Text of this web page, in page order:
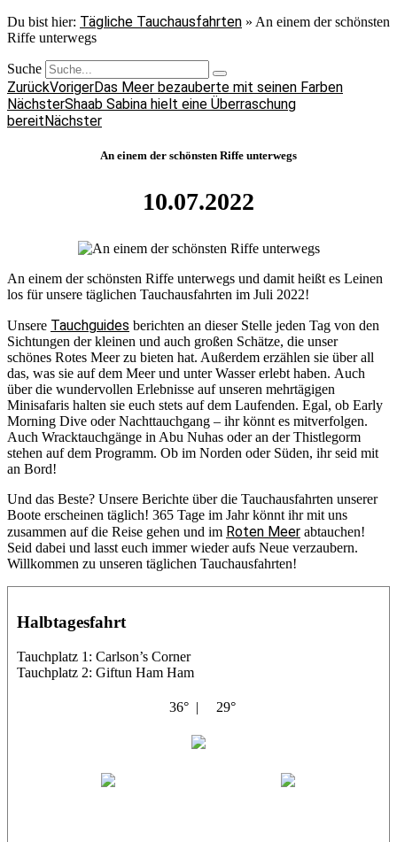
Du bist hier: Tägliche Tauchausfahrten » An einem der schönsten
Riffe unterwegs
Suche
ZurückVorigerDas Meer bezauberte mit seinen Farben
NächsterShaab Sabina hielt eine Überraschung
bereitNächster
An einem der schönsten Riffe unterwegs
10.07.2022
An einem der schönsten Riffe unterwegs und damit heißt es Leinen
los für unsere täglichen Tauchausfahrten im Juli 2022!
Unsere Tauchguides berichten an dieser Stelle jeden Tag von den
Sichtungen der kleinen und auch großen Schätze, die unser
schönes Rotes Meer zu bieten hat. Außerdem erzählen sie über all
das, was sie auf dem Meer und unter Wasser erlebt haben. Auch
über die wundervollen Erlebnisse auf unseren mehrtägigen
Minisafaris halten sie euch stets auf dem Laufenden. Egal, ob Early
Morning Dive oder Nachttauchgang – ihr könnt es mitverfolgen.
Auch Wracktauchgänge in Abu Nuhas oder an der Thistlegorm
stehen auf dem Programm. Ob im Norden oder Süden, ihr seid mit
an Bord!
Und das Beste? Unsere Berichte über die Tauchausfahrten unserer
Boote erscheinen täglich! 365 Tage im Jahr könnt ihr mit uns
zusammen auf die Reise gehen und im Roten Meer abtauchen!
Seid dabei und lasst euch immer wieder aufs Neue verzaubern.
Willkommen zu unseren täglichen Tauchausfahrten!
Halbtagesfahrt
Tauchplatz 1: Carlson’s Corner
Tauchplatz 2: Giftun Ham Ham
36° | 29°